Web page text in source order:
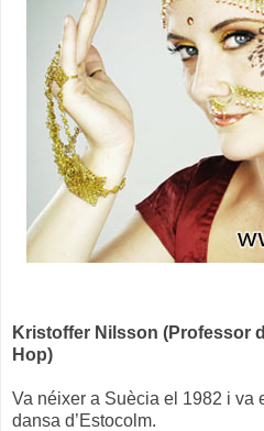
Kristoffer Nilsson (Professor
Hop)
Va néixer a Suècia el 1982 i va
dansa d’Estocolm.